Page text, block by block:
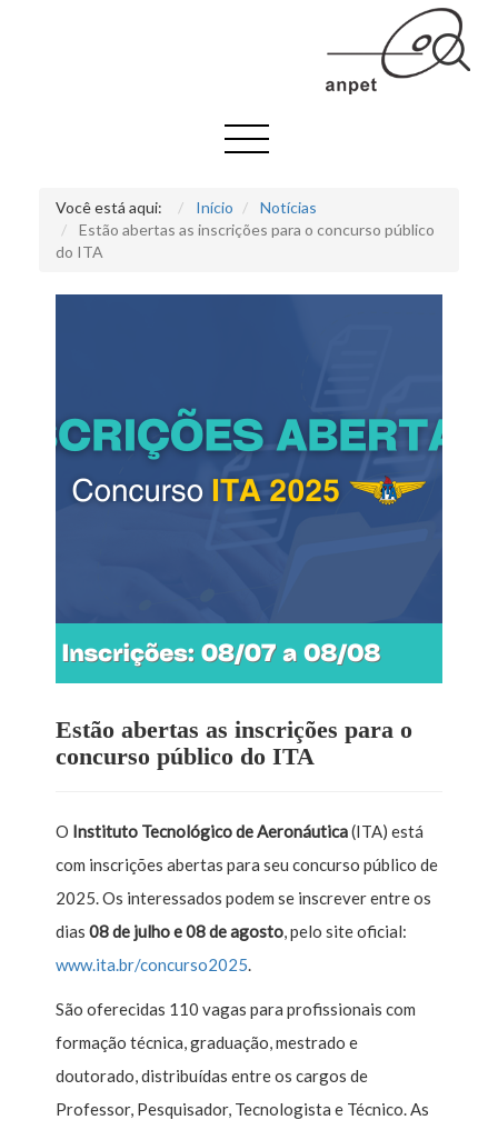
Você está aqui: Início
Notícias
Estão abertas as inscrições para o concurso público
do ITA
Estão abertas as inscrições para o
concurso público do ITA
O Instituto Tecnológico de Aeronáutica(ITA) está
com inscrições abertas para seu concurso público de
2025. Os interessados podem se inscrever entre os
dias 08 de julho e 08 de agosto, pelo site oficial:
www.ita.br/concurso2025.
São oferecidas 110 vagas para profissionais com
formação técnica, graduação, mestrado e
doutorado, distribuídas entre os cargos de
Professor, Pesquisador, Tecnologista e Técnico. As